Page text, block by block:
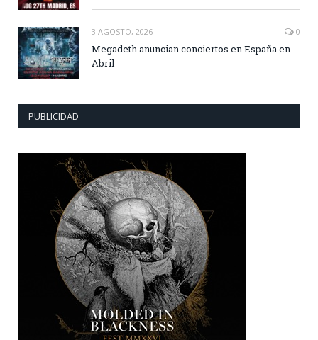
3 AGOSTO, 2026 0
Megadeth anuncian conciertos en España en
Abril
PUBLICIDAD